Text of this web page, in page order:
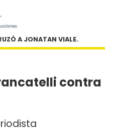
A JONATAN VIALE.
contra